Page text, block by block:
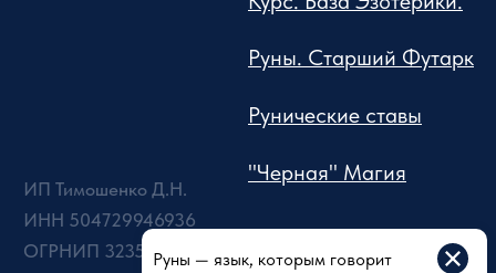
Руны — язык, которым говорит